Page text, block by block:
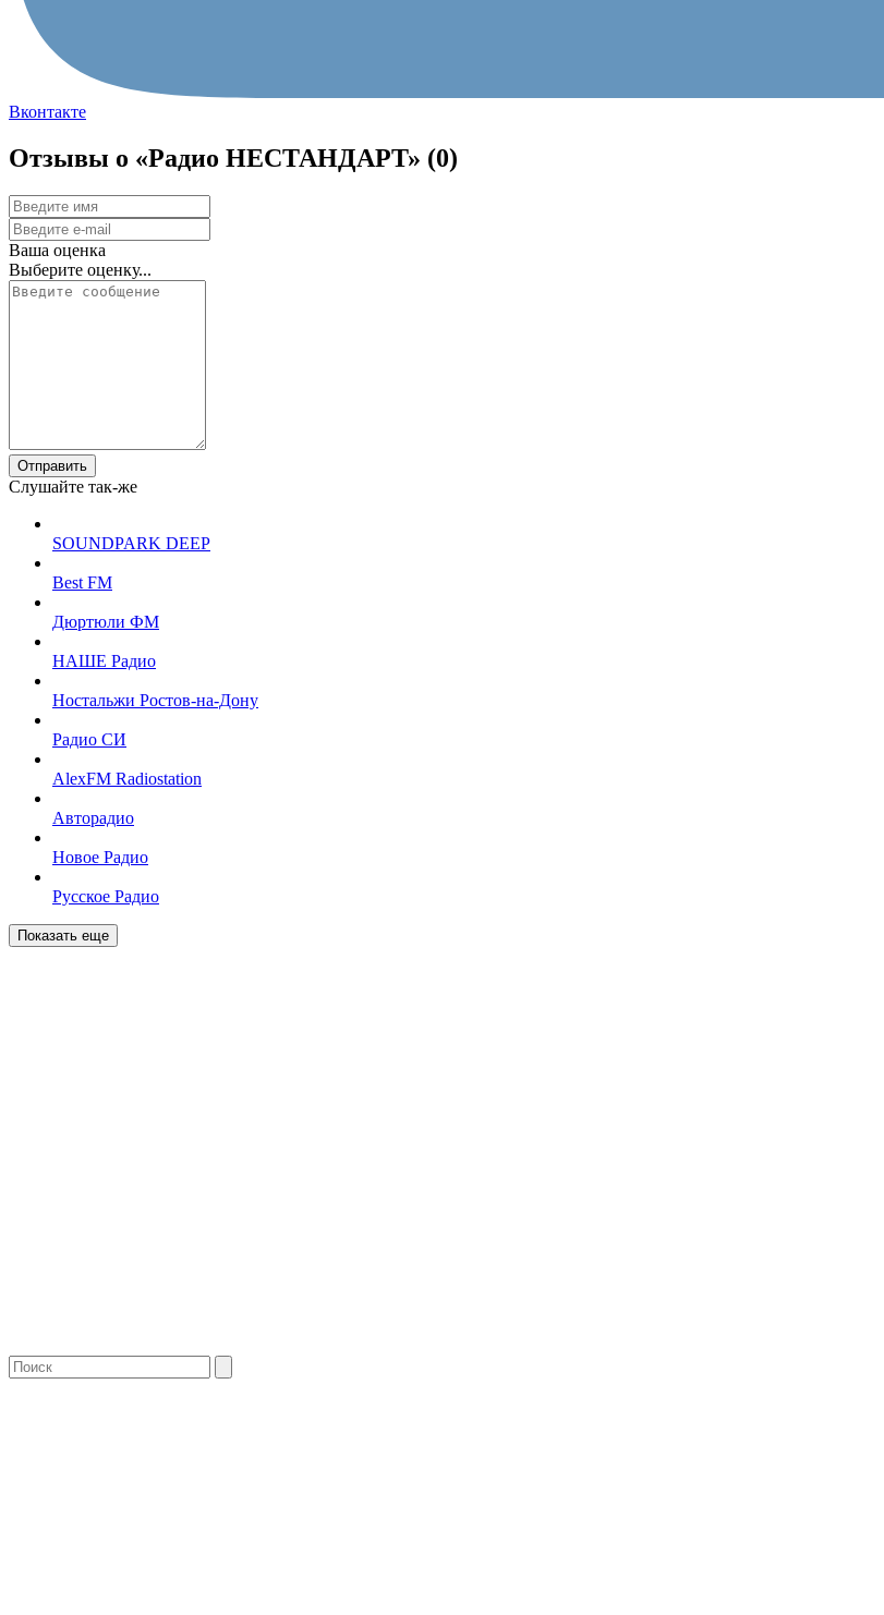
Вконтакте
Отзывы о «Радио НЕСТАНДАРТ» (0)
Ваша оценка
Выберите оценку...
Отправить
Слушайте так-же
SOUNDPARK DEEP
Best FM
Дюртюли ФМ
НАШЕ Радио
Ностальжи Ростов-на-Дону
Радио СИ
AlexFM Radiostation
Авторадио
Новое Радио
Русское Радио
Показать еще